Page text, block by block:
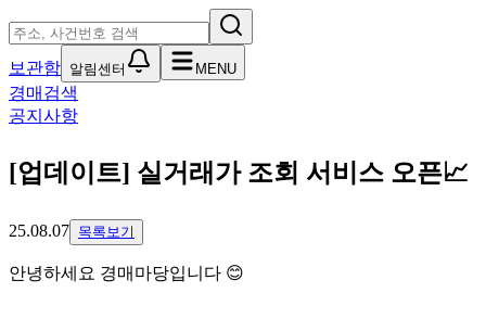
보관함 알림센터 MENU
경매검색
공지사항
[업데이트] 실거래가 조회 서비스 오픈📈
25.08.07 목록보기
안녕하세요 경매마당입니다 😊